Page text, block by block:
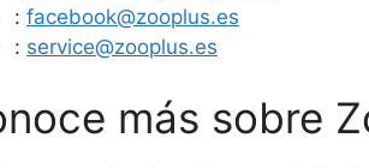
: facebook@zooplus.es
: service@zooplus.es
más sobre